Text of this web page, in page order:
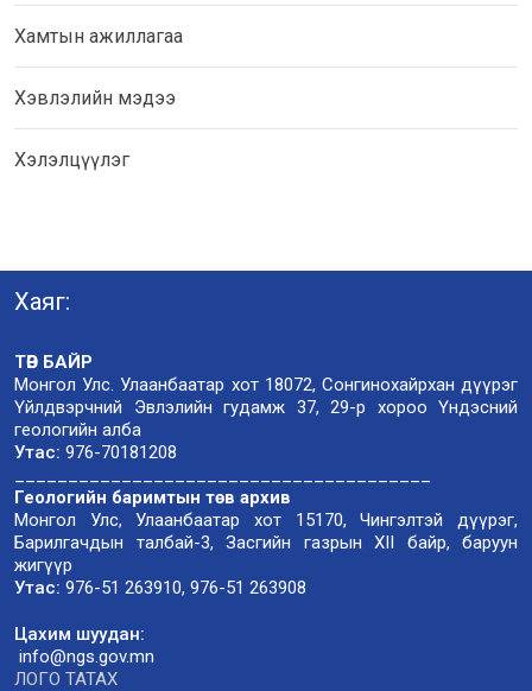
Хамтын ажиллагаа
Хэвлэлийн мэдээ
Хэлэлцүүлэг
Хаяг:
ТӨВ БАЙР
Монгол Улс. Улаанбаатар хот 18072, Сонгинохайрхан дүүрэг
Үйлдвэрчний Эвлэлийн гудамж 37, 29-р хороо Үндэсний
геологийн алба
Утас: 976-70181208
Геологийн баримтын төв архив
Монгол Улс, Улаанбаатар хот 15170, Чингэлтэй дүүрэг,
Барилгачдын талбай-3, Засгийн газрын XII байр, баруун
жигүүр
Утас: 976-51 263910, 976-51 263908
Цахим шуудан:
info@ngs.gov.mn
ЛОГО ТАТАХ